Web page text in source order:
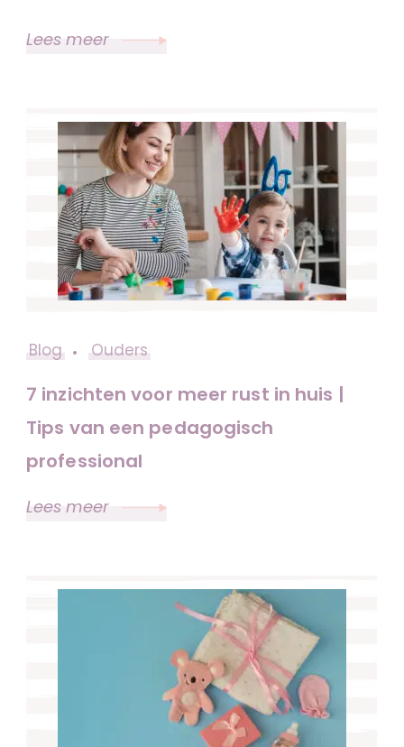
Lees meer
Blog Ouders
7 inzichten voor meer rust in huis |
Tips van een pedagogisch
professional
Lees meer